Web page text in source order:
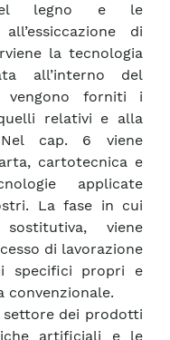
del legno e le
di
la tecnologia
all’interno del
vengono forniti i
relativi e alla
Nel cap. 6 viene
cartotecnica e
applicate
La fase in cui
viene
di lavorazione
specifici propri e
convenzionale.
settore dei prodotti
artificiali e le